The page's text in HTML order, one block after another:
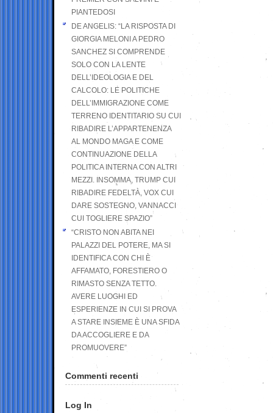
PIANTEDOSI
DE ANGELIS: “LA RISPOSTA DI
GIORGIA MELONI A PEDRO
SANCHEZ SI COMPRENDE
SOLO CON LA LENTE
DELL’IDEOLOGIA E DEL
CALCOLO: LE POLITICHE
DELL’IMMIGRAZIONE COME
TERRENO IDENTITARIO SU CUI
RIBADIRE L’APPARTENENZA
AL MONDO MAGA E COME
CONTINUAZIONE DELLA
POLITICA INTERNA CON ALTRI
MEZZI. INSOMMA, TRUMP CUI
RIBADIRE FEDELTÀ, VOX CUI
DARE SOSTEGNO, VANNACCI
CUI TOGLIERE SPAZIO”
“CRISTO NON ABITA NEI
PALAZZI DEL POTERE, MA SI
IDENTIFICA CON CHI È
AFFAMATO, FORESTIERO O
RIMASTO SENZA TETTO.
AVERE LUOGHI ED
ESPERIENZE IN CUI SI PROVA
A STARE INSIEME È UNA SFIDA
DA ACCOGLIERE E DA
PROMUOVERE”
Commenti recenti
Log In